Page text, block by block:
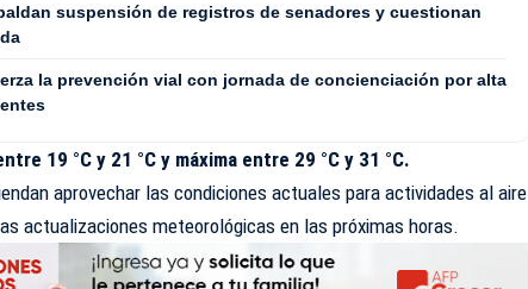
suspensión de registros de senadores y cuestionan
la prevención vial con jornada de concienciación por alta
19 °C y 21 °C y máxima entre 29 °C y 31 °C.
aprovechar las condiciones actuales para actividades al aire
actualizaciones meteorológicas en las próximas horas.